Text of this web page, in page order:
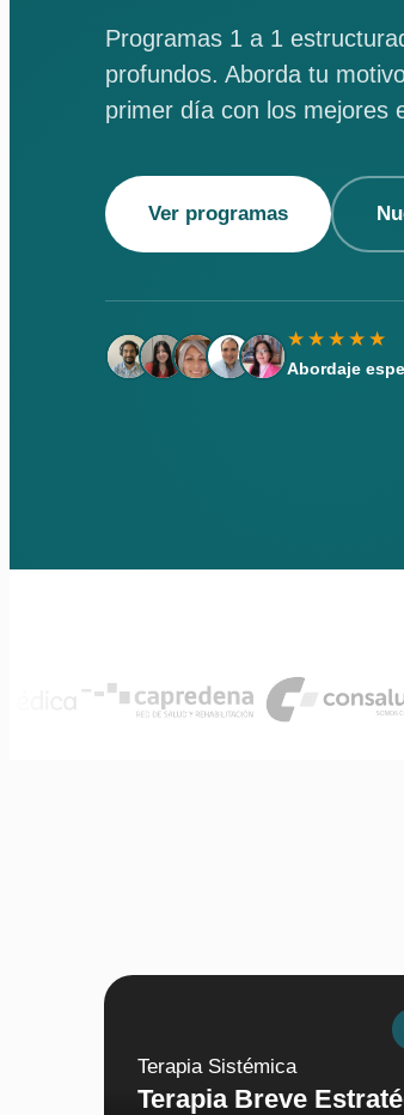
Programas 1 a 1
profundos. Aborda tu
primer día con los mejores
Ver programas
★★★★★
Abordaje
Terapia Sistémica
Terapia Breve